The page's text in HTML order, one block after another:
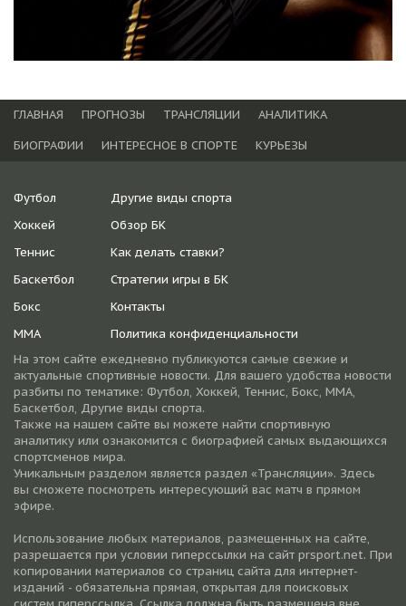
ГЛАВНАЯ ПРОГНОЗЫ ТРАНСЛЯЦИИ
АНАЛИТИКА
БИОГРАФИИ
ИНТЕРЕСНОЕ В СПОРТЕ КУРЬЕЗЫ
Футбол
Хоккей
Теннис
Баскетбол
Бокс
ММА
Другие виды спорта
Обзор БК
Как делать ставки?
Стратегии игры в БК
Контакты
Политика конфиденциальности
На этом сайте ежедневно публикуются самые свежие и
актуальные спортивные новости. Для вашего удобства новости
разбиты по тематике: Футбол, Хоккей, Теннис, Бокс, ММА,
Баскетбол, Другие виды спорта.
Также на нашем сайте вы можете найти спортивную
аналитику или ознакомится с биографией самых выдающихся
спортсменов мира.
Уникальным разделом является раздел «Трансляции». Здесь
вы сможете посмотреть интересующий вас матч в прямом
эфире.
Использование любых материалов, размещенных на сайте,
разрешается при условии гиперссылки на cайт prsport.net. При
копировании материалов со страниц сайта для интернет-
изданий - обязательна прямая, открытая для поисковых